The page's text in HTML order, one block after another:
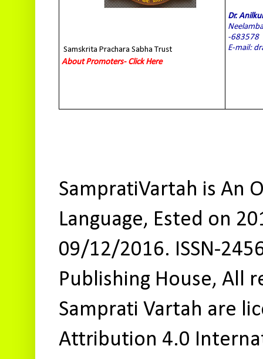
Samskrita Prachara Sabha Trust
About Promoters- Click Here
Dr.
-683578
E-mail:
SampratiVartah is An
Language, Ested on
09/12/2016. ISSN-
Publishing House, All
Samprati Vartah are
Attribution 4.0